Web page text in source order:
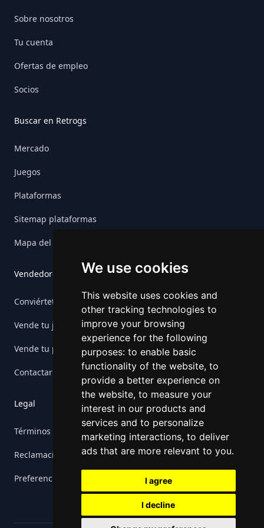
We use cookies
This website uses cookies and
other tracking technologies to
improve your browsing
experience for the following
purposes: to enable basic
functionality of the website, to
provide a better experience on
the website, to measure your
interest in our products and
services and to personalize
marketing interactions, to deliver
ads that are more relevant to you.
I agree
I decline
Sobre nosotros
Tu cuenta
Ofertas de empleo
Socios
Buscar en Retrogs
Mercado
Juegos
Plataformas
Sitemap plataformas
Mapa del sitio del juego
Vendedores
Conviértete en vendedor
Vende tu juego
Vende tu plataforma
Contactar Retrogs
Legal
Términos
Reclamaciones
Preferencias de cookies